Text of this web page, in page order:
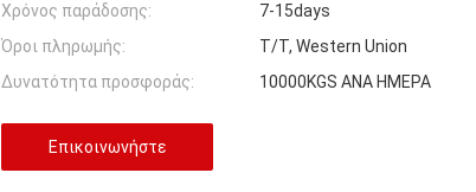
Χρόνος παράδοσης:
7-15days
Όροι πληρωμής:
T/T, Western Union
Δυνατότητα προσφοράς:
10000KGS ΑΝΑ ΗΜΕΡΑ
Επικοινωνήστε